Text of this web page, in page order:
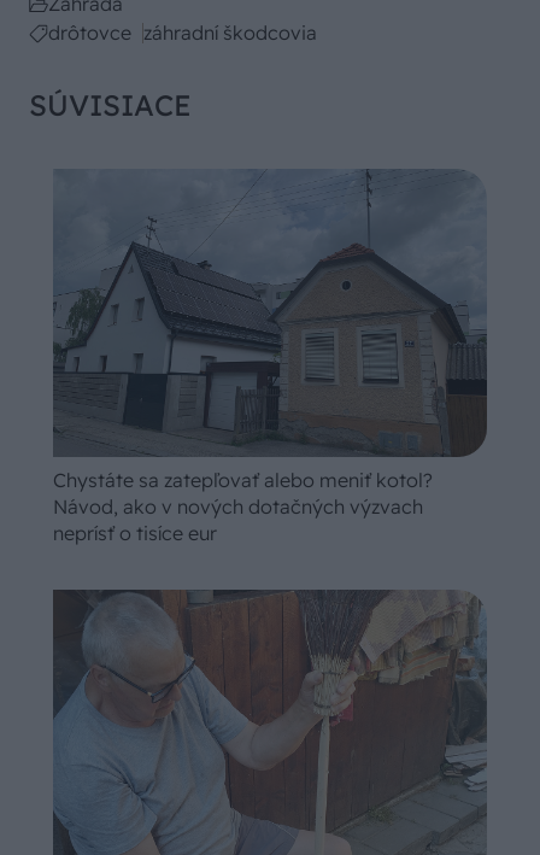
drôtovce záhradní škodcovia
SÚVISIACE
Chystáte sa zatepľovať alebo meniť kotol?
Návod, ako v nových dotačných výzvach
neprísť o tisíce eur